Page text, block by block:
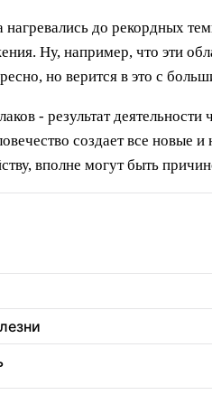
до рекордных
Ну, например, что эти
но верится в это с
- результат
создает все новые
вполне могут быть